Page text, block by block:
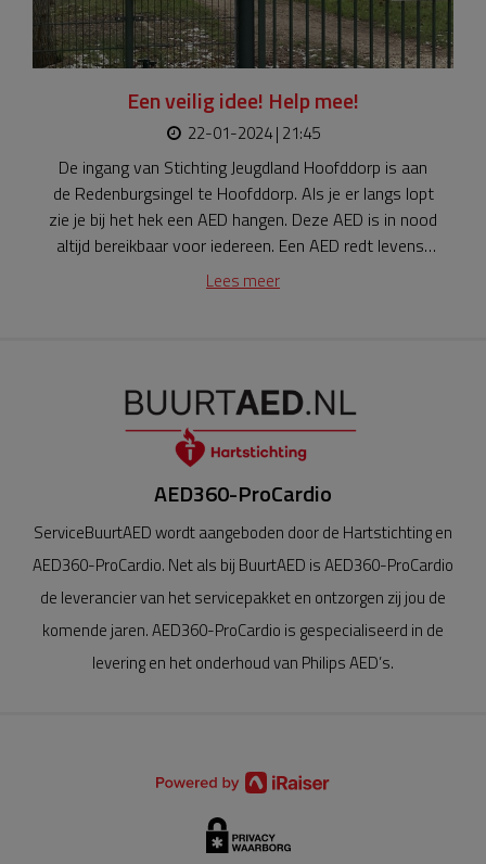
Een veilig idee! Help mee!
22-01-2024 | 21:45
De ingang van Stichting Jeugdland Hoofddorp is aan
de Redenburgsingel te Hoofddorp. Als je er langs lopt
zie je bij het hek een AED hangen. Deze AED is in nood
altijd bereikbaar voor iedereen. Een AED redt levens!!
Nu loopt ons serviceontract binnekort af en dat gaan
Lees meer
AED360-ProCardio
ServiceBuurtAED wordt aangeboden door de Hartstichting en
AED360-ProCardio. Net als bij BuurtAED is AED360-ProCardio
de leverancier van het servicepakket en ontzorgen zij jou de
komende jaren. AED360-ProCardio is gespecialiseerd in de
levering en het onderhoud van Philips AED’s.